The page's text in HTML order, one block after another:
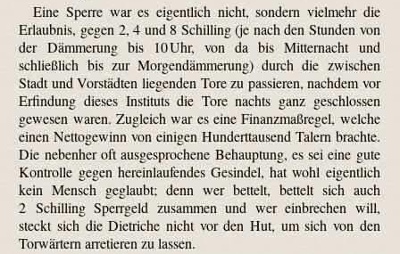
Eine Sperre war es eigentlich nicht, sondern vielmehr die
Erlaubnis, gegen 2, 4 und 8 Schilling (je nach den Stunden von
der Dämmerung bis 10 Uhr, von da bis Mitternacht und
schließlich bis zur Morgendämmerung) durch die zwischen
Stadt und Vorstädten liegenden Tore zu passieren, nachdem vor
Erfindung dieses Instituts die Tore nachts ganz geschlossen
gewesen waren. Zugleich war es eine Finanzmaßregel, welche
einen Nettogewinn von einigen Hunderttausend Talern brachte.
Die nebenher oft ausgesprochene Behauptung, es sei eine gute
Kontrolle gegen hereinlaufendes Gesindel, hat wohl eigentlich
kein Mensch geglaubt; denn wer bettelt, bettelt sich auch
2 Schilling Sperrgeld zusammen und wer einbrechen will,
steckt sich die Dietriche nicht vor den Hut, um sich von den
Torwärtern arretieren zu lassen.